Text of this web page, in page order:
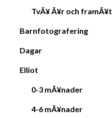
TvÃ¥ Ã¥r och framÃ¥t
Barnfotografering
Dagar
Elliot
0-3 mÃ¥nader
4-6 mÃ¥nader